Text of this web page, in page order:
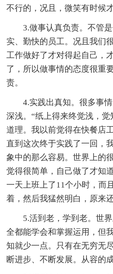
不行的，况且，微笑有时候
3.做事认真负责。不管
实、勤快的员工。况且我们
工作做好了才对得起自己，
了，所以做事情的态度很重
责。
4.实践出真知。很多事
深浅。“纸上得来终觉浅，
道理。我以前觉得在快餐店
直到这次终于实践了一回，
象中的那么容易。世界上的
觉得很简单，自己做了才知
一天上班上了11个小时，而
着，然后我猛然明白，原来
5.活到老，学到老。世
全都能学会和掌握运用，但
知就少一点。只有在无穷无
断进步、不断发展。从容的